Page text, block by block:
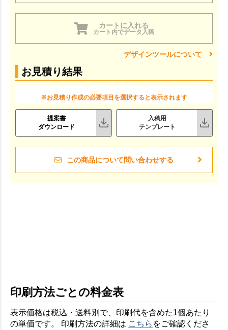
カートに入れる
カート内でデータ入稿
デザインツールについて
お見積り結果
※お見積り作成の必要項目を選択すると表示されます
提案書
ダウンロード
入稿用
テンプレート
この商品について問い合わせする
印刷方法ごとの料金表
表示価格は税込・送料別で、印刷代を含めた1個あたり
の単価です。 印刷方法の詳細は こちら をご確認くださ